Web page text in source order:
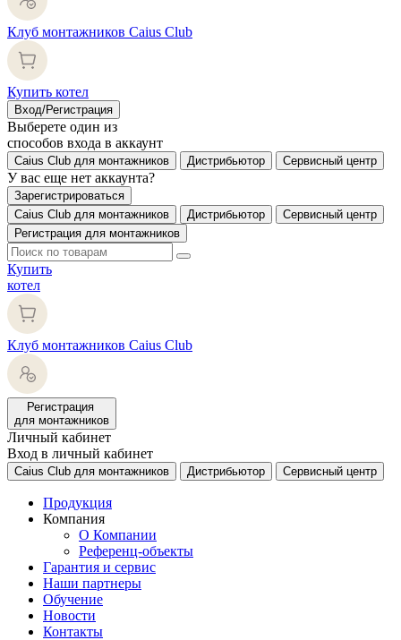
Клуб монтажников Caius Club
Купить котел
Вход/Регистрация
Выберете один из
способов входа в аккаунт
Caius Club для монтажников Дистрибьютор Сервисный центр
У вас еще нет аккаунта?
Зарегистрироваться
Caius Club для монтажников
Дистрибьютор
Сервисный центр
Регистрация для монтажников
Купить
котел
Клуб монтажников Caius Club
Регистрация
для монтажников
Личный кабинет
Вход в личный кабинет
Caius Club для монтажников Дистрибьютор Сервисный центр
Продукция
Компания
О Компании
Референц-объекты
Гарантия и сервис
Наши партнеры
Обучение
Новости
Контакты